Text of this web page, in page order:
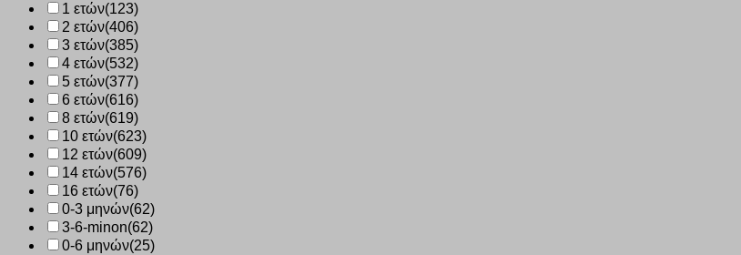
2
ζεύγη
325
ποσότητα
1 ετών(123)
2 ετών(406)
3 ετών(385)
4 ετών(532)
5 ετών(377)
6 ετών(616)
8 ετών(619)
10 ετών(623)
12 ετών(609)
14 ετών(576)
16 ετών(76)
0-3 μηνών(62)
3-6-minon(62)
0-6 μηνών(25)